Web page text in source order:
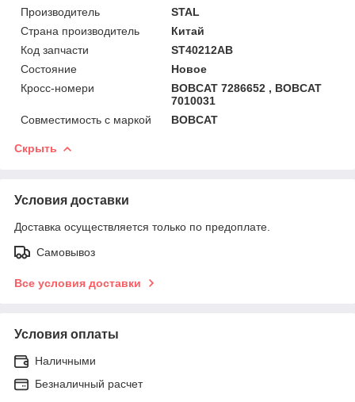
Производитель
STAL
Страна производитель
Китай
Код запчасти
ST40212AB
Состояние
Новое
Кросс-номери
BOBCAT 7286652 , BOBCAT
7010031
Совместимость с маркой
BOBCAT
Скрыть
Условия доставки
Доставка осуществляется только по предоплате.
Самовывоз
Все условия доставки
Условия оплаты
Наличными
Безналичный расчет